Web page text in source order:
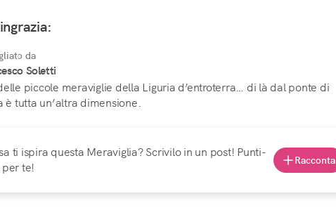
da
Soletti
piccole meraviglie della Liguria d’entroterra… di là dal ponte di
è tutta un’altra dimensione.
ti ispira questa Meraviglia? Scrivilo in un post! Punti-
te!
Racconta